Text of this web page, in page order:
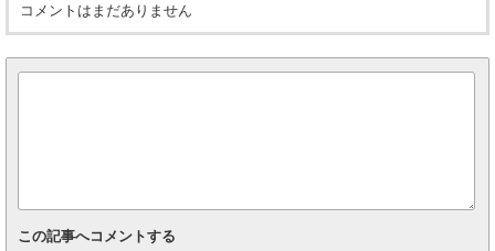
コメントはまだありません
この記事へコメントする